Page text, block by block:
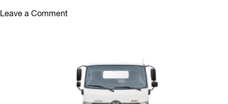
Leave a Commenton